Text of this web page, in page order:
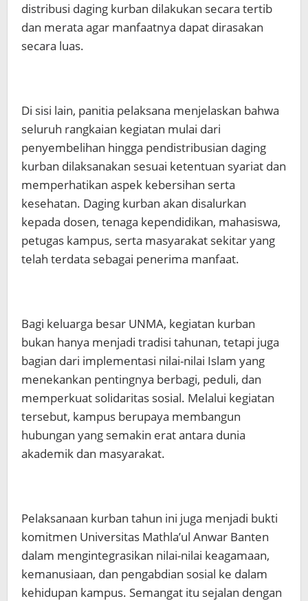
distribusi daging kurban dilakukan secara tertib
dan merata agar manfaatnya dapat dirasakan
secara luas.
Di sisi lain, panitia pelaksana menjelaskan bahwa
seluruh rangkaian kegiatan mulai dari
penyembelihan hingga pendistribusian daging
kurban dilaksanakan sesuai ketentuan syariat dan
memperhatikan aspek kebersihan serta
kesehatan. Daging kurban akan disalurkan
kepada dosen, tenaga kependidikan, mahasiswa,
petugas kampus, serta masyarakat sekitar yang
telah terdata sebagai penerima manfaat.
Bagi keluarga besar UNMA, kegiatan kurban
bukan hanya menjadi tradisi tahunan, tetapi juga
bagian dari implementasi nilai-nilai Islam yang
menekankan pentingnya berbagi, peduli, dan
memperkuat solidaritas sosial. Melalui kegiatan
tersebut, kampus berupaya membangun
hubungan yang semakin erat antara dunia
akademik dan masyarakat.
Pelaksanaan kurban tahun ini juga menjadi bukti
komitmen Universitas Mathla’ul Anwar Banten
dalam mengintegrasikan nilai-nilai keagamaan,
kemanusiaan, dan pengabdian sosial ke dalam
kehidupan kampus. Semangat itu sejalan dengan